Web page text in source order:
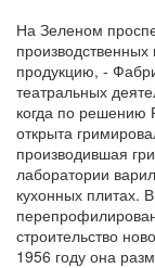
На Зеленом
продукцию, -
театральных
когда по решению
открыта
производившая
лаборатории
кухонных плитах.
строительство
1956 году она